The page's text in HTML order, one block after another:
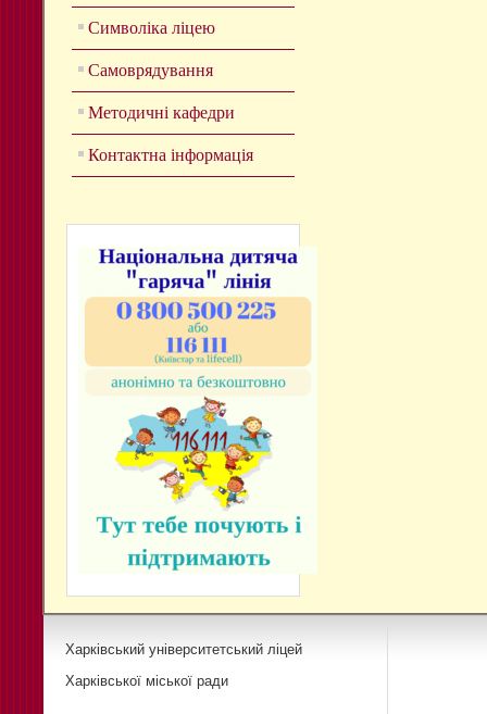
Символіка ліцею
Самоврядування
Методичні кафедри
Контактна інформація
Харківський університетський ліцей
Харківської міської ради